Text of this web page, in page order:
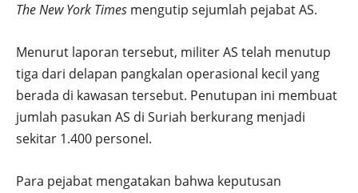
The New York Times mengutip sejumlah pejabat AS.
Menurut laporan tersebut, militer AS telah menutup
tiga dari delapan pangkalan operasional kecil yang
berada di kawasan tersebut. Penutupan ini membuat
jumlah pasukan AS di Suriah berkurang menjadi
sekitar 1.400 personel.
Para pejabat mengatakan bahwa keputusan